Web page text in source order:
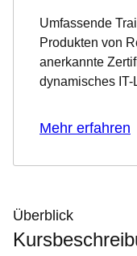
Überblick
Umfassende
Produkten von
anerkannte
dynamisches
Mehr erfahren